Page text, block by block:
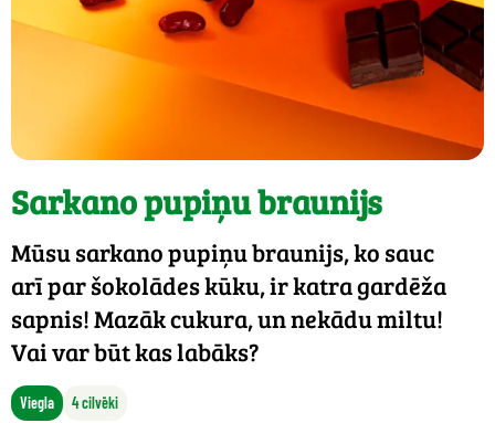
Sarkano pupiņu braunijs
Mūsu sarkano pupiņu braunijs, ko sauc
arī par šokolādes kūku, ir katra gardēža
sapnis! Mazāk cukura, un nekādu miltu!
Vai var būt kas labāks?
Viegla 4 cilvēki